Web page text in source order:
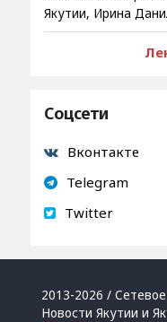
Якутии, Ирина
Соцсети
Вконтакте
Telegram
Twitter
2013-2026 /
Новости Якутии и